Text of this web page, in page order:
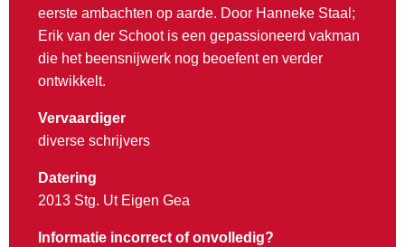
eerste ambachten op aarde. Door Hanneke Staal;
Erik van der Schoot is een gepassioneerd vakman
die het beensnijwerk nog beoefent en verder
ontwikkelt.
Vervaardiger
diverse schrijvers
Datering
2013 Stg. Ut Eigen Gea
Informatie incorrect of onvolledig?